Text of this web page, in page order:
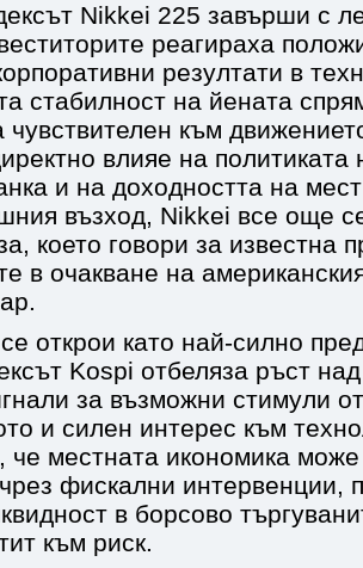
Nikkei 225 завърши с
реагираха
резултати в
стабилност на йената
чувствителен към
влияе на политиката
и на доходността на
възход, Nikkei все още
което говори за известна
в очакване на
открои като най-силно
Kospi отбеляза ръст
за възможни стимули
и силен интерес към
че местната икономика
фискални интервенции,
в борсово
към риск.